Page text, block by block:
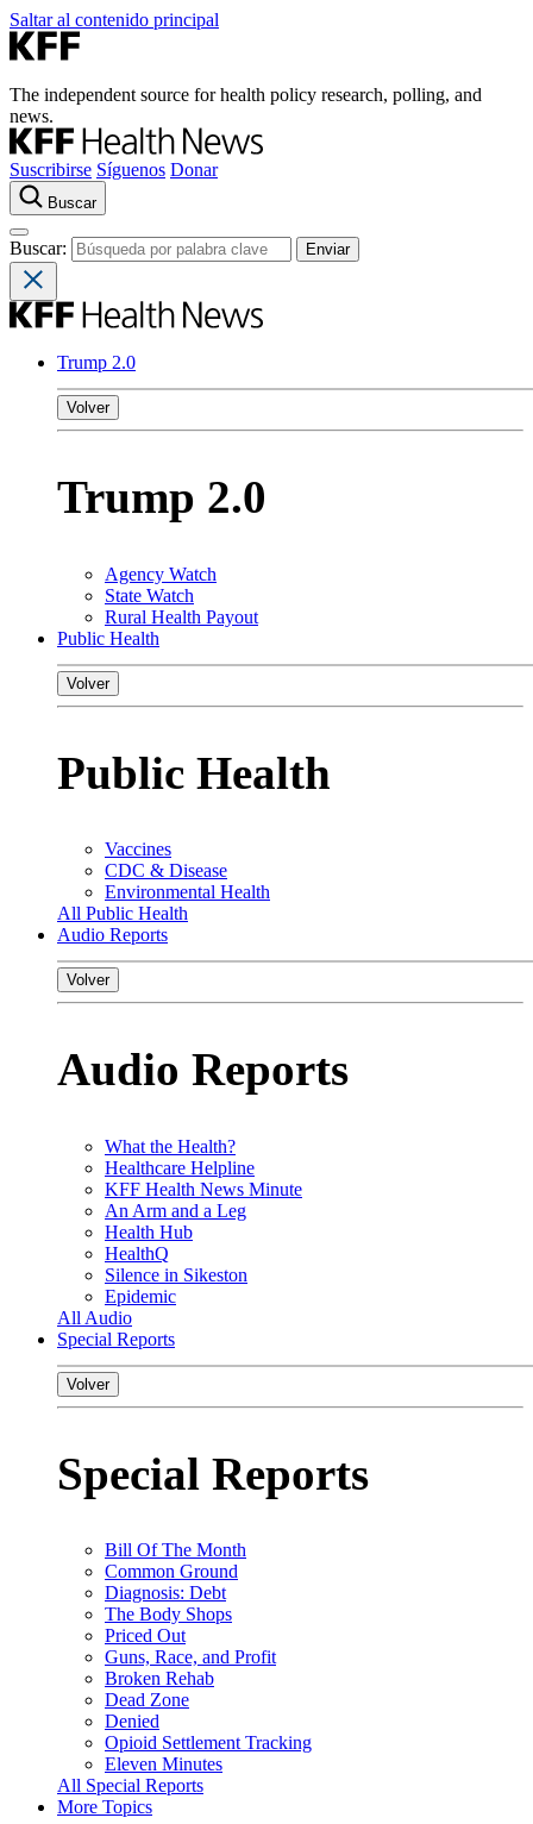
Saltar al contenido principal
The independent source for health policy research, polling, and
news.
Suscribirse Síguenos Donar
Buscar
Buscar:
Trump 2.0
Volver
Trump 2.0
Agency Watch
State Watch
Rural Health Payout
Public Health
Volver
Public Health
Vaccines
CDC & Disease
Environmental Health
All Public Health
Audio Reports
Volver
Audio Reports
What the Health?
Healthcare Helpline
KFF Health News Minute
An Arm and a Leg
Health Hub
HealthQ
Silence in Sikeston
Epidemic
All Audio
Special Reports
Volver
Special Reports
Bill Of The Month
Common Ground
Diagnosis: Debt
The Body Shops
Priced Out
Guns, Race, and Profit
Broken Rehab
Dead Zone
Denied
Opioid Settlement Tracking
Eleven Minutes
All Special Reports
More Topics